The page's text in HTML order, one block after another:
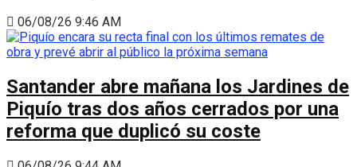
06/08/26 9:46 AM
Santander abre mañana los Jardines de
Piquío tras dos años cerrados por una
reforma que duplicó su coste